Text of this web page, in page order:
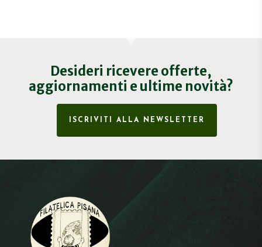
Desideri ricevere offerte,
aggiornamenti e ultime novità?
ISCRIVITI ALLA NEWSLETTER